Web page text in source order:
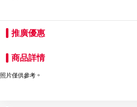
推廣優惠
商品詳情
照片僅供參考。